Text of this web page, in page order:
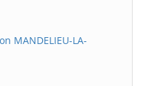
MANDELIEU-LA-